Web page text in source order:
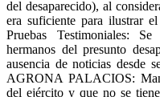
del desaparecido), al
era suficiente para ilustrar
Pruebas Testimoniales:
hermanos del presunto
ausencia de noticias desde
AGRONA PALACIOS:
del ejército y que no se